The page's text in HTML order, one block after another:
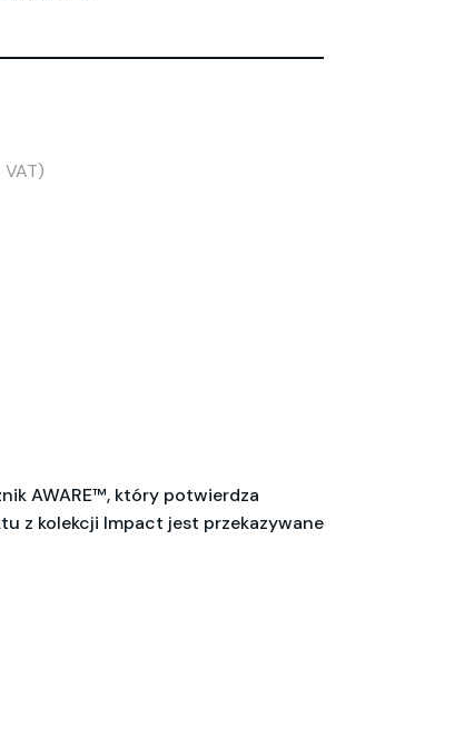
AWARE™, który potwierdza
z kolekcji Impact jest przekazywane